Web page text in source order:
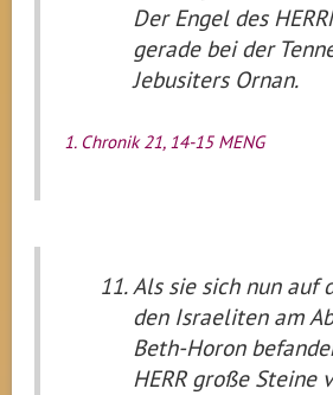
Der Engel des
gerade bei der
Jebusiters Ornan.
1. Chronik 21, 14-15 MENG
Als sie sich nun auf
den Israeliten am
Beth-Horon
HERR große Steine